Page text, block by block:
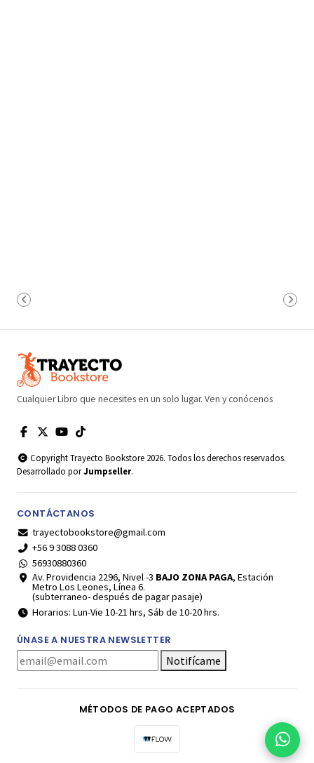
Cualquier Libro que necesites en un solo lugar. Ven y conócenos
Copyright Trayecto Bookstore 2026. Todos los derechos reservados.
Desarrollado porJumpseller.
CONTÁCTANOS
trayectobookstore@gmail.com
+56 9 3088 0360
56930880360
Av. Providencia 2296, Nivel -3 BAJO ZONA PAGA, Estación
Metro Los Leones, Línea 6.
(subterraneo- después de pagar pasaje)
Horarios: Lun-Vie 10-21 hrs, Sáb de 10-20 hrs.
ÚNASE A NUESTRA NEWSLETTER
Notifícame
MÉTODOS DE PAGO ACEPTADOS